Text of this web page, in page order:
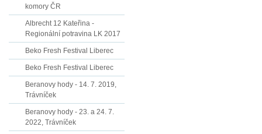
komory ČR
Albrecht 12 Kateřina -
Regionální potravina LK 2017
Beko Fresh Festival Liberec
Beko Fresh Festival Liberec
Beranovy hody - 14. 7. 2019,
Trávníček
Beranovy hody - 23. a 24. 7.
2022, Trávníček